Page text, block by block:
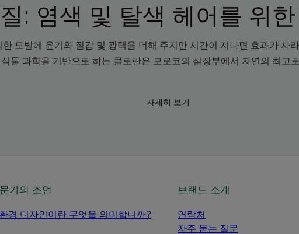
: 염색 및 탈색 헤어를 위
모발에 윤기와 질감 및 광택을 더해 주지만 시간이 지나면 효과가 사
물 과학을 기반으로 하는 클로란은 모로코의 심장부에서 자연의 최고
자세히 보기
가의 조언
경 디자인이란 무엇을 의미합니까?
브랜드 소개
연락처
자주 묻는 질문